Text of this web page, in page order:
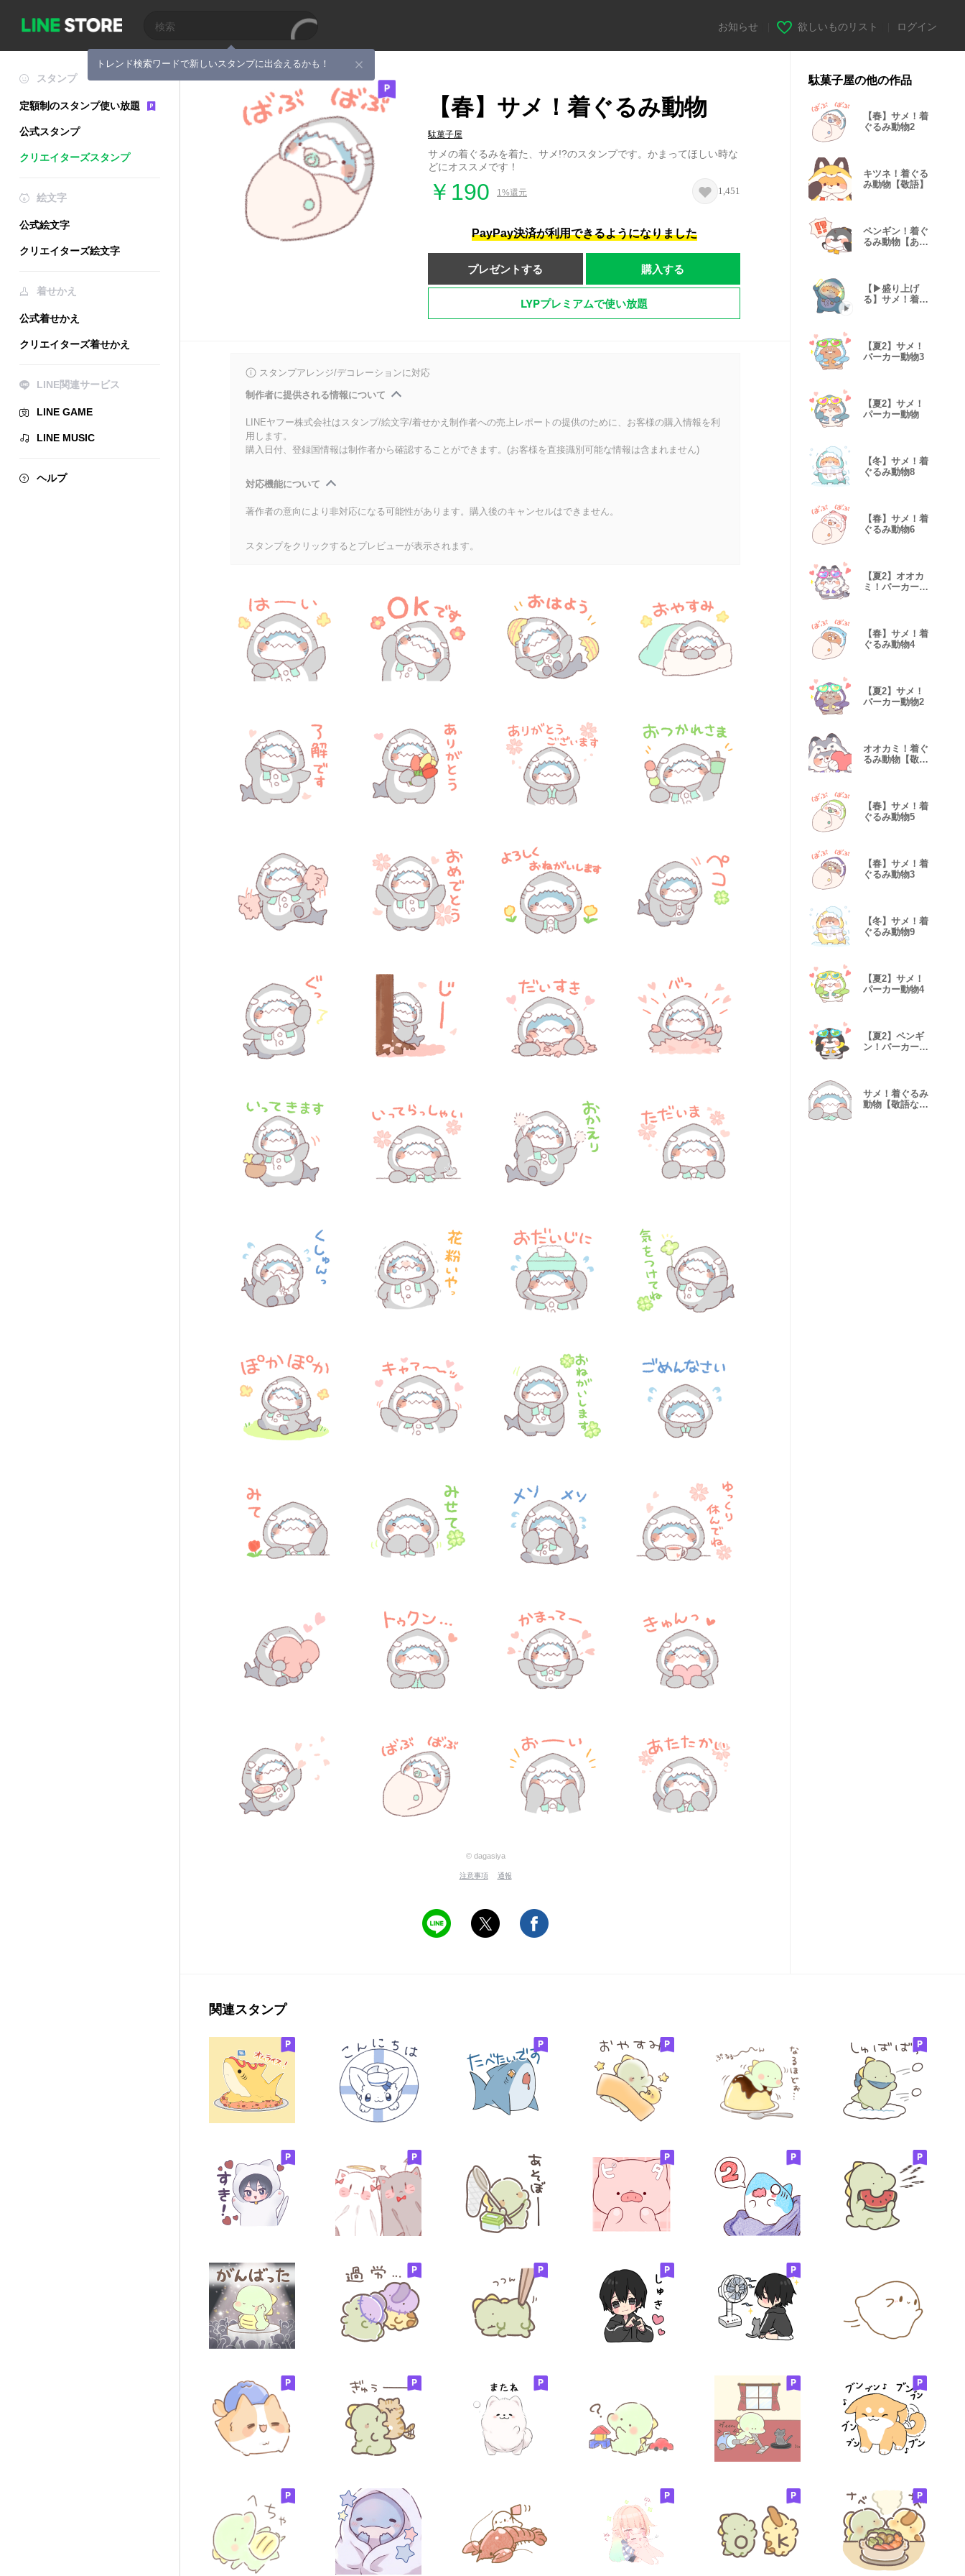
トレンド検索ワードで新しいスタンプに出会えるかも！
お知らせ 欲しいものリスト ログイン
スタンプ
定額制のスタンプ使い放題
公式スタンプ
クリエイターズスタンプ
絵文字
公式絵文字
クリエイターズ絵文字
着せかえ
公式着せかえ
クリエイターズ着せかえ
LINE関連サービス
LINE GAME
LINE MUSIC
ヘルプ
【春】サメ！着ぐるみ動物
駄菓子屋
サメの着ぐるみを着た、サメ!?のスタンプです。かまってほしい時な
どにオススメです！
￥190 1%還元 1,451
PayPay決済が利用できるようになりました
プレゼントする 購入する
LYPプレミアムで使い放題
スタンプアレンジ/デコレーションに対応
制作者に提供される情報について
LINEヤフー株式会社はスタンプ/絵文字/着せかえ制作者への売上レポートの提供のために、お客様の購入情報を利
用します。
購入日付、登録国情報は制作者から確認することができます。(お客様を直接識別可能な情報は含まれません)
対応機能について
著作者の意向により非対応になる可能性があります。購入後のキャンセルはできません。
スタンプをクリックするとプレビューが表示されます。
© dagasiya
注意事項 通報
駄菓子屋の他の作品
【春】サメ！着
ぐるみ動物2
キツネ！着ぐる
み動物【敬語】
ペンギン！着ぐ
るみ動物【あい
【▶盛り上げ
る】サメ！着ぐ
【夏2】サメ！
パーカー動物3
【夏2】サメ！
パーカー動物
【冬】サメ！着
ぐるみ動物8
【春】サメ！着
ぐるみ動物6
【夏2】オオカ
ミ！パーカー動
【春】サメ！着
ぐるみ動物4
【夏2】サメ！
パーカー動物2
オオカミ！着ぐ
るみ動物【敬語
【春】サメ！着
ぐるみ動物5
【春】サメ！着
ぐるみ動物3
【冬】サメ！着
ぐるみ動物9
【夏2】サメ！
パーカー動物4
【夏2】ペンギ
ン！パーカー動
サメ！着ぐるみ
動物【敬語な
関連スタンプ